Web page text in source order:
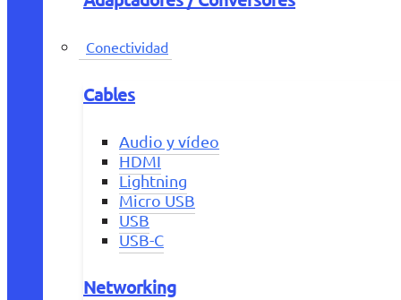
Conectividad
Cables
Audio y vídeo
HDMI
Lightning
Micro USB
USB
USB-C
Networking